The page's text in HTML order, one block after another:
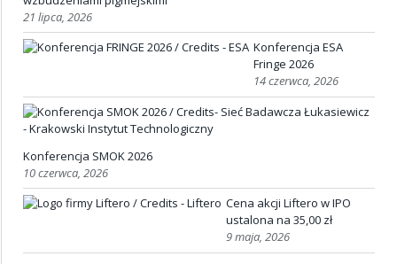
21 lipca, 2026
Konferencja ESA
Fringe 2026
14 czerwca, 2026
Konferencja SMOK 2026
10 czerwca, 2026
Cena akcji Liftero w IPO
ustalona na 35,00 zł
9 maja, 2026